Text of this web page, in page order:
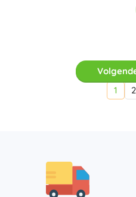
1
2